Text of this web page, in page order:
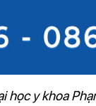
y khoa